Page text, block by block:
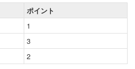
ポイント
1
3
2